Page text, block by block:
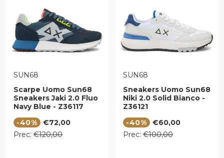
VENDITORE:
SUN68
Scarpe Uomo Sun68
Sneakers Jaki 2.0 Fluo
Navy Blue - Z36117
-40%
Prezzo di vendita
€72,00
Prezzo regolare
Prec: €120,00
VENDITORE:
SUN68
Sneakers Uomo Sun68
Niki 2.0 Solid Bianco -
Z36121
-40%
Prezzo di vendita
€60,00
Prezzo regolare
Prec: €100,00